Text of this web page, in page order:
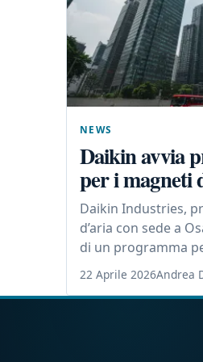
NEWS
Daikin avvia
per i magneti
Daikin Industries,
d’aria con sede a
di un programma
22 Aprile 2026Andrea